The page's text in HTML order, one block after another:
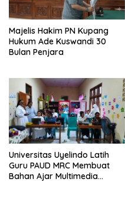
Majelis Hakim PN Kupang
Hukum Ade Kuswandi 30
Bulan Penjara
Universitas Uyelindo Latih
Guru PAUD MRC Membuat
Bahan Ajar Multimedia